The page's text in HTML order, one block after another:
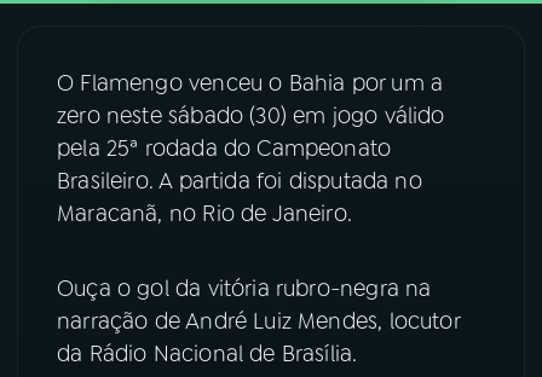
FESTIVAL DE MÚSICA
ACOMPANHE A RÁDIO NACIONAL
Instagram X
O Flamengo venceu o Bahia por um a
zero neste sábado (30) em jogo válido
pela 25ª rodada do Campeonato
Brasileiro. A partida foi disputada no
Maracanã, no Rio de Janeiro.
Ouça o gol da vitória rubro-negra na
narração de André Luiz Mendes, locutor
da Rádio Nacional de Brasília.